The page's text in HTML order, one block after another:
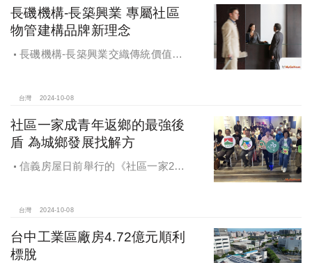
長磯機構-長築興業 專屬社區
物管建構品牌新理念
長磯機構-長築興業交織傳統價值與
家邸「長築白樓1」
台灣 2024-10-08
社區一家成青年返鄉的最強後
盾 為城鄉發展找解方
信義房屋日前舉行的《社區一家20
彰化鬆勢三日節策展人劉孟豪分享他
們如何以創新思維和社區凝聚力，為
家鄉帶來改變和發展的故事。
台灣 2024-10-08
台中工業區廠房4.72億元順利
標脫